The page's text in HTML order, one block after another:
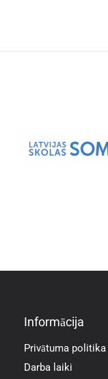
Informācija
Privātuma politika
Darba laiki